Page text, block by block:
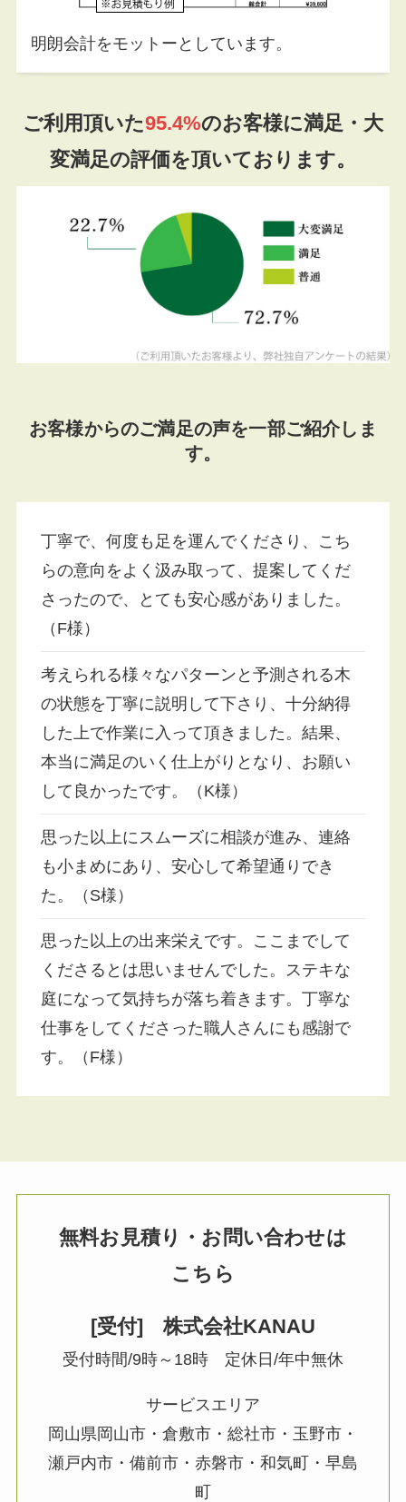
明朗会計をモットーとしています。
ご利用頂いた95.4%のお客様に満足・大
変満足の評価を頂いております。
お客様からのご満足の声を一部ご紹介しま
す。
丁寧で、何度も足を運んでくださり、こち
らの意向をよく汲み取って、提案してくだ
さったので、とても安心感がありました。
（F様）
考えられる様々なパターンと予測される木
の状態を丁寧に説明して下さり、十分納得
した上で作業に入って頂きました。結果、
本当に満足のいく仕上がりとなり、お願い
して良かったです。（K様）
思った以上にスムーズに相談が進み、連絡
も小まめにあり、安心して希望通りでき
た。（S様）
思った以上の出来栄えです。ここまでして
くださるとは思いませんでした。ステキな
庭になって気持ちが落ち着きます。丁寧な
仕事をしてくださった職人さんにも感謝で
す。（F様）
無料お見積り・お問い合わせは
こちら
[受付] 株式会社KANAU
受付時間/9時～18時 定休日/年中無休
サービスエリア
岡山県岡山市・倉敷市・総社市・玉野市・
瀬戸内市・備前市・赤磐市・和気町・早島
町